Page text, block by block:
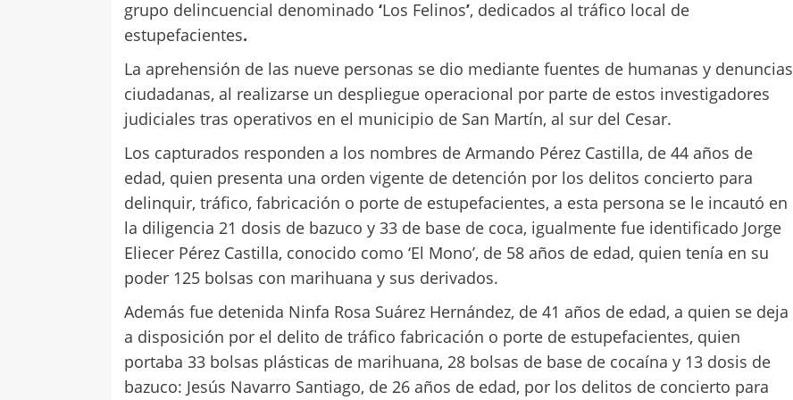
grupo delincuencial denominado ‘Los Felinos’, dedicados al tráfico local de
estupefacientes.
La aprehensión de las nueve personas se dio mediante fuentes de humanas y denuncias
ciudadanas, al realizarse un despliegue operacional por parte de estos investigadores
judiciales tras operativos en el municipio de San Martín, al sur del Cesar.
Los capturados responden a los nombres de Armando Pérez Castilla, de 44 años de
edad, quien presenta una orden vigente de detención por los delitos concierto para
delinquir, tráfico, fabricación o porte de estupefacientes, a esta persona se le incautó en
la diligencia 21 dosis de bazuco y 33 de base de coca, igualmente fue identificado Jorge
Eliecer Pérez Castilla, conocido como ‘El Mono’, de 58 años de edad, quien tenía en su
poder 125 bolsas con marihuana y sus derivados.
Además fue detenida Ninfa Rosa Suárez Hernández, de 41 años de edad, a quien se deja
a disposición por el delito de tráfico fabricación o porte de estupefacientes, quien
portaba 33 bolsas plásticas de marihuana, 28 bolsas de base de cocaína y 13 dosis de
bazuco: Jesús Navarro Santiago, de 26 años de edad, por los delitos de concierto para